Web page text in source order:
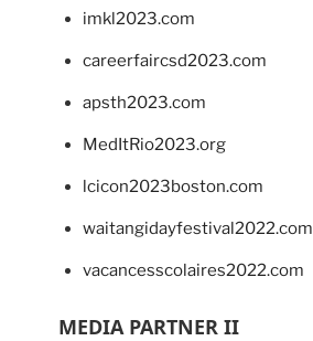
imkl2023.com
careerfaircsd2023.com
apsth2023.com
MedItRio2023.org
lcicon2023boston.com
waitangidayfestival2022.com
vacancesscolaires2022.com
MEDIA PARTNER II